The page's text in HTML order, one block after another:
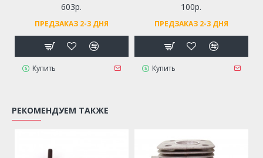
603р.
ПРЕДЗАКАЗ 2-3 ДНЯ
Купить
100р.
ПРЕДЗАКАЗ 2-3 ДНЯ
Купить
РЕКОМЕНДУЕМ ТАКЖЕ